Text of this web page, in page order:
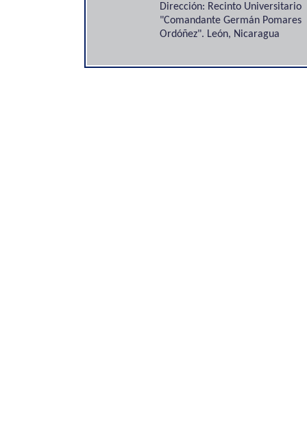
Dirección: Recinto Universitario
"Comandante Germán Pomares
Ordóñez". León, Nicaragua